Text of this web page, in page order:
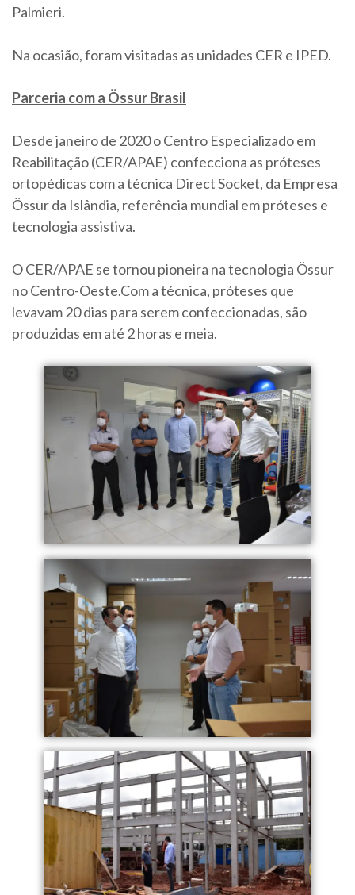
Palmieri.
Na ocasião, foram visitadas as unidades CER e IPED.
Parceria com a Össur Brasil
Desde janeiro de 2020 o Centro Especializado em
Reabilitação (CER/APAE) confecciona as próteses
ortopédicas com a técnica Direct Socket, da Empresa
Össur da Islândia, referência mundial em próteses e
tecnologia assistiva.
O CER/APAE se tornou pioneira na tecnologia Össur
no Centro-Oeste.Com a técnica, próteses que
levavam 20 dias para serem confeccionadas, são
produzidas em até 2 horas e meia.